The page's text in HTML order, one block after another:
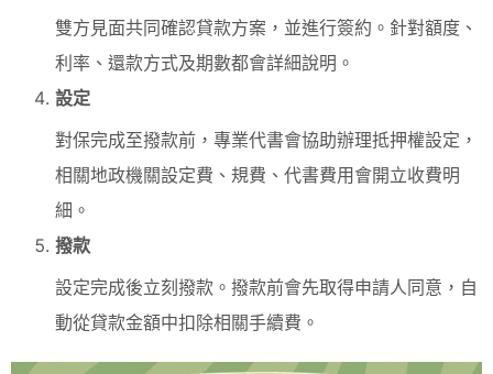
雙方見面共同確認貸款方案，並進行簽約。針對額度、
利率、還款方式及期數都會詳細說明。
設定
對保完成至撥款前，專業代書會協助辦理抵押權設定，
相關地政機關設定費、規費、代書費用會開立收費明
細。
撥款
設定完成後立刻撥款。撥款前會先取得申請人同意，自
動從貸款金額中扣除相關手續費。